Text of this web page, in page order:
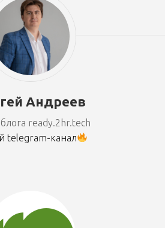
Андреев
ready.2hr.tech
telegram-канал